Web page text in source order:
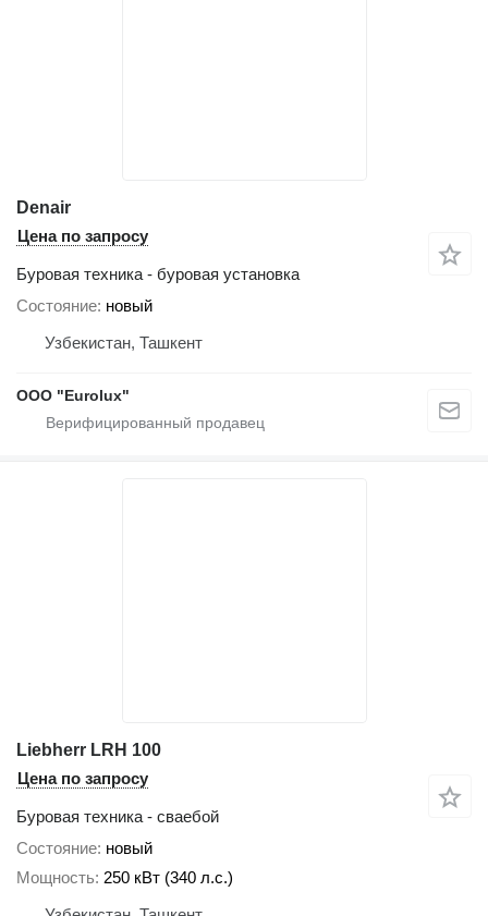
Denair
Цена по запросу
Буровая техника - буровая установка
Состояние новый
Узбекистан, Ташкент
ООО "Eurolux"
Liebherr LRH 100
Цена по запросу
Буровая техника - сваебой
Состояние новый
Мощность 250 кВт (340 л.с.)